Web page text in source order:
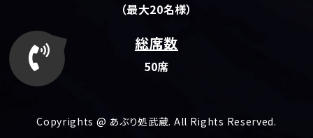
（最大20名様）
総席数
50席
Copyrights @ あぶり処武蔵. All Rights Reserved.